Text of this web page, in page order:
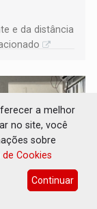
e da distância
a melhor
no site, você
sobre
de Cookies
Continuar